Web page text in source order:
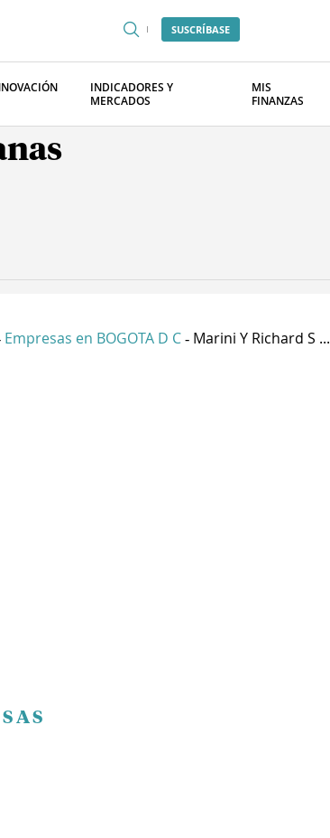
SUSCRÍBASE
INDICADORES Y
MERCADOS
MIS
FINANZAS
Empresas en BOGOTA D C - Marini Y Richard S ...
A S